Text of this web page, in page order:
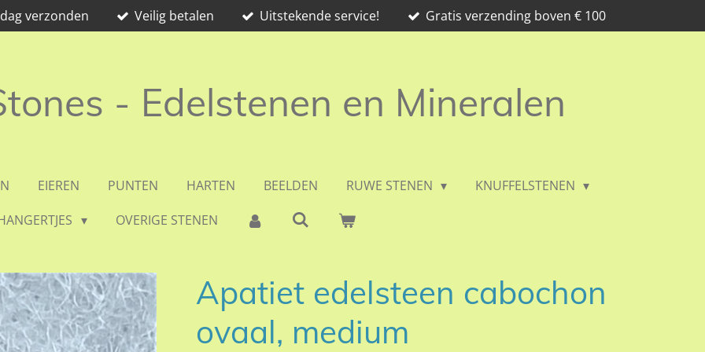
verzonden Veilig betalen Uitstekende service! Gratis verzending boven € 100
- Edelstenen en Mineralen
EIEREN PUNTEN HARTEN BEELDEN RUWE STENEN
KNUFFELSTENEN
OVERIGE STENEN
Apatiet edelsteen cabochon
ovaal, medium